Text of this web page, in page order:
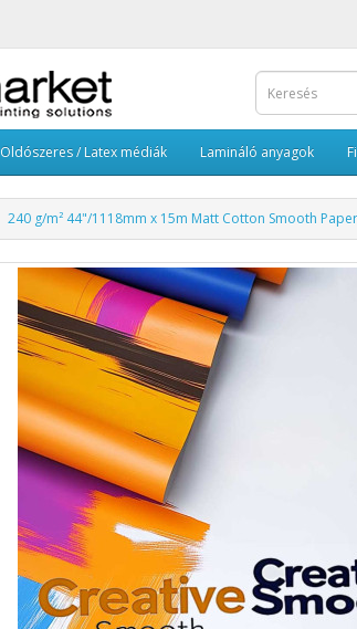
Oldószeres / Latex médiák Lamináló anyagok
240 g/m² 44"/1118mm x 15m Matt Cotton Smooth Paper